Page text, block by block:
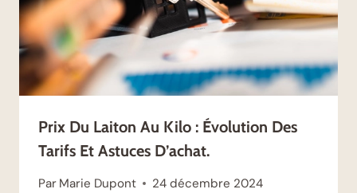
Prix Du Laiton Au Kilo : Évolution Des
Tarifs Et Astuces D’achat.
Par Marie Dupont 24 décembre 2024